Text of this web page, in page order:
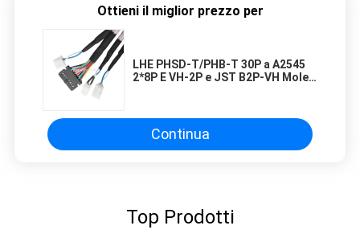
Ottieni il miglior prezzo per
LHE PHSD-T/PHB-T 30P a A2545
2*8P E VH-2P e JST B2P-VH Molex
Continua
Top Prodotti